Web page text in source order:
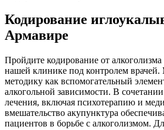
Кодирование
Армавире
Пройдите кодирование от
нашей клинике под контролем
методику как вспомогательный
алкогольной зависимости. В
лечения, включая психотерапию и
вмешательство акупунктура
пациентов в борьбе с алкоголизмом.